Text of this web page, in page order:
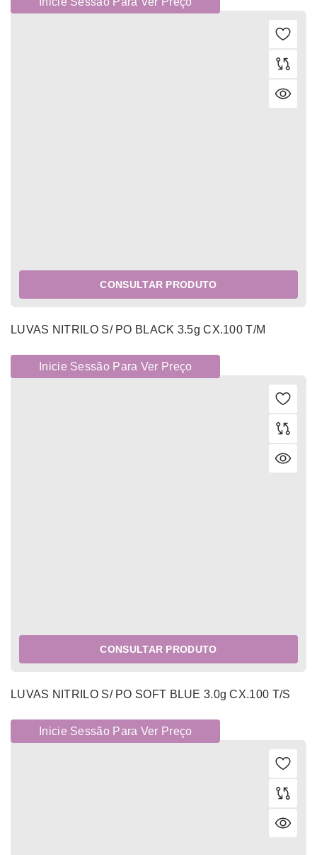
CONSULTAR PRODUTO
LUVAS NITRILO S/ PO BLACK 3.5g CX.100 T/M
Inicie Sessão Para Ver Preço
CONSULTAR PRODUTO
LUVAS NITRILO S/ PO SOFT BLUE 3.0g CX.100 T/S
Inicie Sessão Para Ver Preço